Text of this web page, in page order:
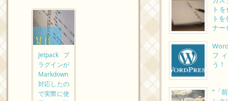
Jetpackプ
ラグインが
Markdown
対応したの
で実際に使
ト
ト
ナー
フ
う
”「